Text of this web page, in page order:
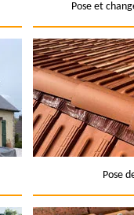
Pose et
Pose